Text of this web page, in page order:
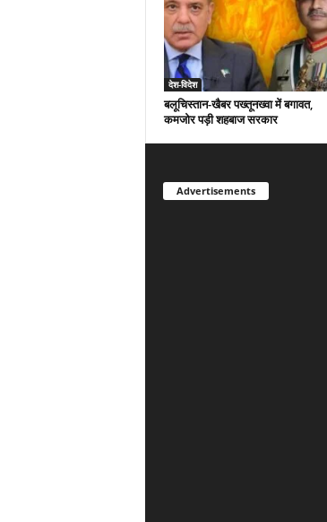
देश-विदेश
बलूचिस्तान-खैबर पख्तूनख्वा में बगावत,
कमजोर पड़ी शहबाज सरकार
Advertisements